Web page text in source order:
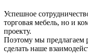
Успешное
торговая мебель, но и
проекту.
Поэтому мы предлагаем
сделать наше